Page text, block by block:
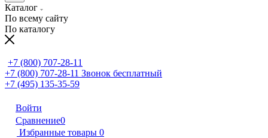
Каталог
По всему сайту
По каталогу
+7 (800) 707-28-11
+7 (800) 707-28-11 Звонок бесплатный
+7 (495) 135-35-59
Войти
Сравнение0
Избранные товары 0